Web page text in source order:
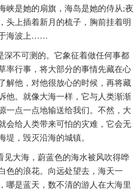
峡是她的扇旗，海岛是她的侍从;夜
头上插着新月的梳子，胸前挂着明
海波上……
深不可测的。它象征着做任何事都
率行事，将大部分的事情先藏在心
解他，对他很放心的时候，再将藏
他。就像大海一样，它与人类渐渐
一点一点地输送给我们。不然，大
会给人类带来可怕的灾难，它会无
堤，毁灭沿海的城镇。
见大海，蔚蓝色的海水被风吹得哗
色的浪花。向远处望去，海天一
哪是蓝天，数不清的游人在大海里